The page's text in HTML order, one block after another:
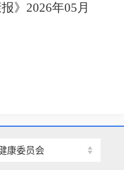
》2026年05月
康委员会